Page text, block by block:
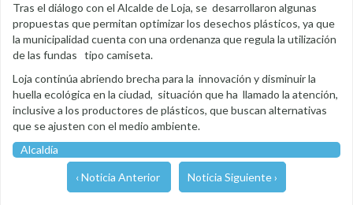
Tras el diálogo con el Alcalde de Loja, se desarrollaron algunas
propuestas que permitan optimizar los desechos plásticos, ya que
la municipalidad cuenta con una ordenanza que regula la utilización
de las fundas tipo camiseta.
Loja continúa abriendo brecha para la innovación y disminuir la
huella ecológica en la ciudad, situación que ha llamado la atención,
inclusive a los productores de plásticos, que buscan alternativas
que se ajusten con el medio ambiente.
Alcaldía
‹ Noticia Anterior Noticia Siguiente ›